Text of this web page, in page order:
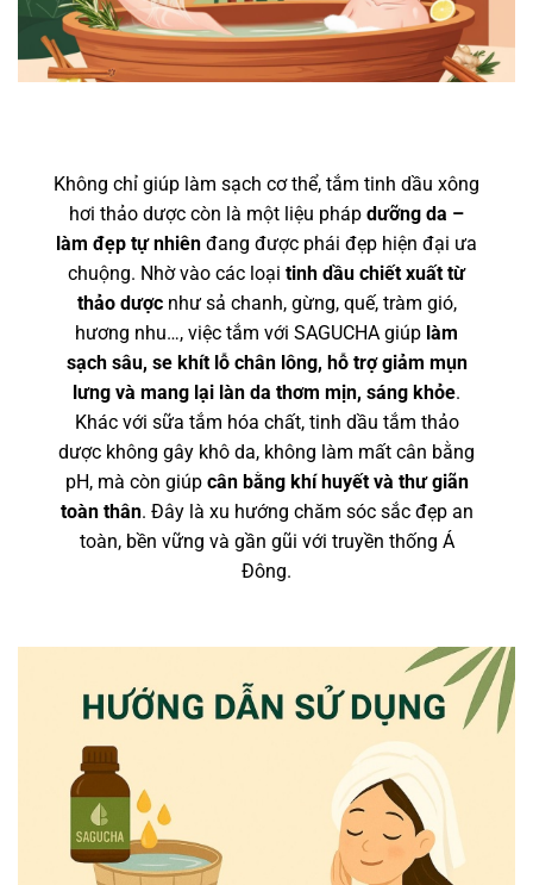
Không chỉ giúp làm sạch cơ thể, tắm tinh dầu xông
hơi thảo dược còn là một liệu pháp dưỡng da –
làm đẹp tự nhiên đang được phái đẹp hiện đại ưa
chuộng. Nhờ vào các loại tinh dầu chiết xuất từ
thảo dượcnhư sả chanh, gừng, quế, tràm gió,
hương nhu…, việc tắm với SAGUCHA giúp làm
sạch sâu, se khít lỗ chân lông, hỗ trợ giảm mụn
lưng và mang lại làn da thơm mịn, sáng khỏe.
Khác với sữa tắm hóa chất, tinh dầu tắm thảo
dược không gây khô da, không làm mất cân bằng
pH, mà còn giúp cân bằng khí huyết và thư giãn
toàn thân. Đây là xu hướng chăm sóc sắc đẹp an
toàn, bền vững và gần gũi với truyền thống Á
Đông.